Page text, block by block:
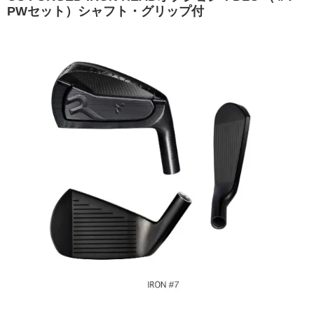
PWセット）シャフト・グリップ付